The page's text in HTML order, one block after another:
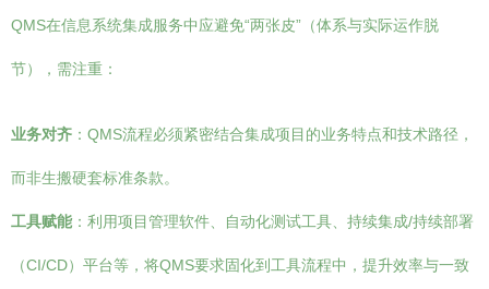
QMS在信息系统集成服务中应避免“两张皮”（体系与实际运作脱
节），需注重：
业务对齐 ：QMS流程必须紧密结合集成项目的业务特点和技术路径，
而非生搬硬套标准条款。
工具赋能：利用项目管理软件、自动化测试工具、持续集成/持续部署
（CI/CD）平台等，将QMS要求固化到工具流程中，提升效率与一致